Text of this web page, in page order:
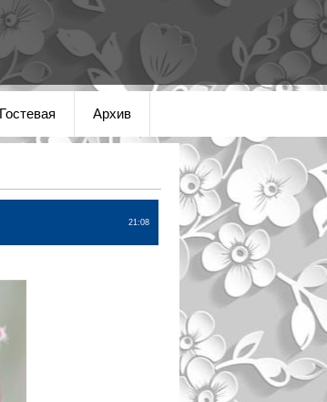
Гостевая Архив
21:08